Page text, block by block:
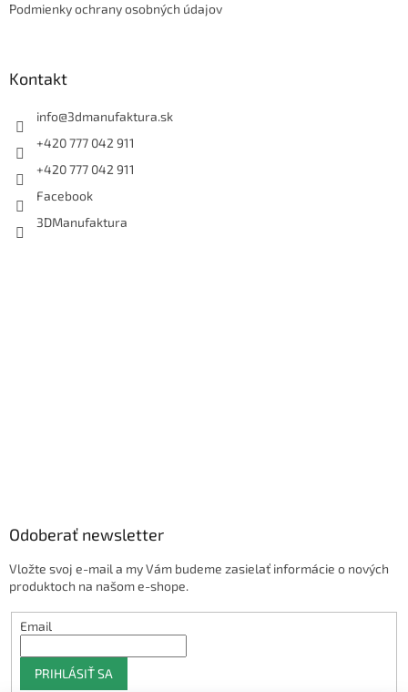
Podmienky ochrany osobných údajov
Kontakt
info@3dmanufaktura.sk
+420 777 042 911
+420 777 042 911
Facebook
3DManufaktura
Odoberať newsletter
Vložte svoj e-mail a my Vám budeme zasielať informácie o nových
produktoch na našom e-shope.
Email
PRIHLÁSIŤ SA